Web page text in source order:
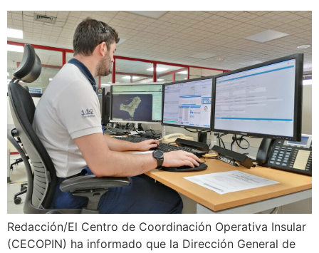
Redacción/El Centro de Coordinación Operativa Insular
(CECOPIN) ha informado que la Dirección General de